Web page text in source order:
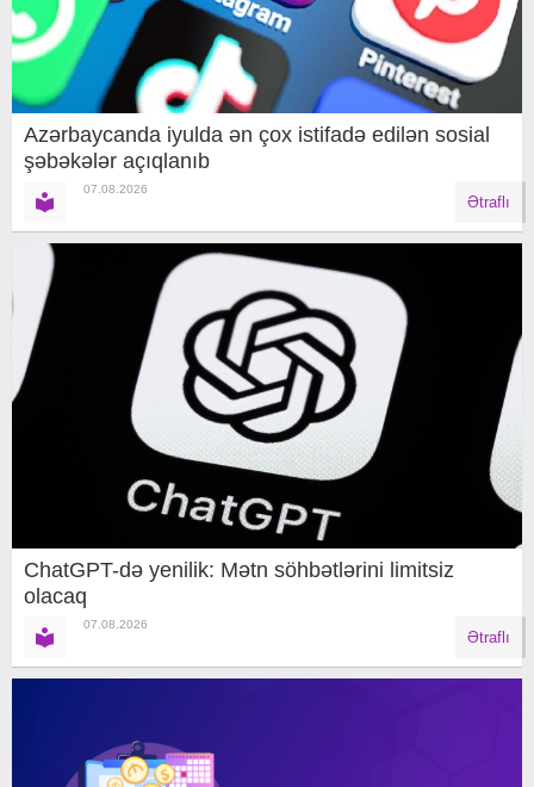
Azərbaycanda iyulda ən çox istifadə edilən sosial
şəbəkələr açıqlanıb
07.08.2026
Ətraflı
ChatGPT-də yenilik: Mətn söhbətlərini limitsiz
olacaq
07.08.2026
Ətraflı